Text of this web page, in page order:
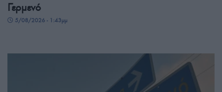
Γερμενό
5/08/2026 - 1:43μμ